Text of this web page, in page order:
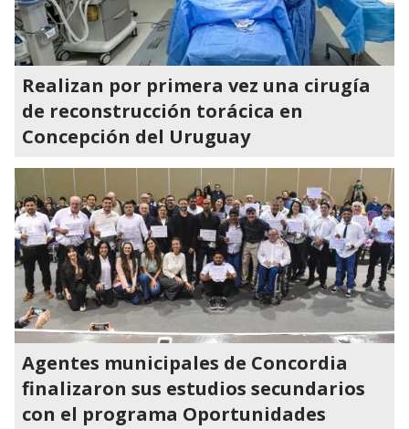
Realizan por primera vez una cirugía
de reconstrucción torácica en
Concepción del Uruguay
Agentes municipales de Concordia
finalizaron sus estudios secundarios
con el programa Oportunidades